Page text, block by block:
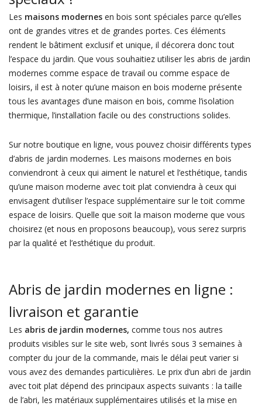
Les maisons modernesen bois sont spéciales parce qu’elles
ont de grandes vitres et de grandes portes. Ces éléments
rendent le bâtiment exclusif et unique, il décorera donc tout
l’espace du jardin. Que vous souhaitiez utiliser les abris de jardin
modernes comme espace de travail ou comme espace de
loisirs, il est à noter qu’une maison en bois moderne présente
tous les avantages d’une maison en bois, comme l’isolation
thermique, l’installation facile ou des constructions solides.
Sur notre boutique en ligne, vous pouvez choisir différents types
d’abris de jardin modernes. Les maisons modernes en bois
conviendront à ceux qui aiment le naturel et l’esthétique, tandis
qu’une maison moderne avec toit plat conviendra à ceux qui
envisagent d’utiliser l’espace supplémentaire sur le toit comme
espace de loisirs. Quelle que soit la maison moderne que vous
choisirez (et nous en proposons beaucoup), vous serez surpris
par la qualité et l’esthétique du produit.
Abris de jardin modernes en ligne :
livraison et garantie
Les abris de jardin modernes, comme tous nos autres
produits visibles sur le site web, sont livrés sous 3 semaines à
compter du jour de la commande, mais le délai peut varier si
vous avez des demandes particulières. Le prix d’un abri de jardin
avec toit plat dépend des principaux aspects suivants : la taille
de l’abri, les matériaux supplémentaires utilisés et la mise en